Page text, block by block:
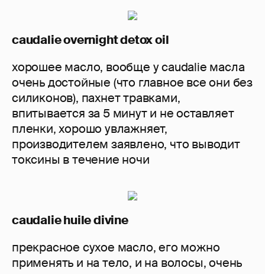
caudalie overnight detox oil
хорошее масло, вообще у caudalie масла
очень достойные (что главное все они без
силиконов), пахнет травками,
впитывается за 5 минут и не оставляет
пленки, хорошо увлажняет,
производителем заявлено, что выводит
токсины в течение ночи
caudalie huile divine
прекрасное сухое масло, его можно
применять и на тело, и на волосы, очень